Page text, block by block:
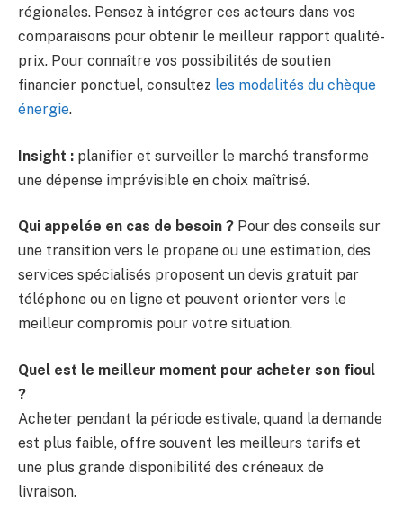
régionales. Pensez à intégrer ces acteurs dans vos
comparaisons pour obtenir le meilleur rapport qualité-
prix. Pour connaître vos possibilités de soutien
financier ponctuel, consultez les modalités du chèque
énergie.
Insight : planifier et surveiller le marché transforme
une dépense imprévisible en choix maîtrisé.
Qui appelée en cas de besoin ? Pour des conseils sur
une transition vers le propane ou une estimation, des
services spécialisés proposent un devis gratuit par
téléphone ou en ligne et peuvent orienter vers le
meilleur compromis pour votre situation.
Quel est le meilleur moment pour acheter son fioul
?
Acheter pendant la période estivale, quand la demande
est plus faible, offre souvent les meilleurs tarifs et
une plus grande disponibilité des créneaux de
livraison.